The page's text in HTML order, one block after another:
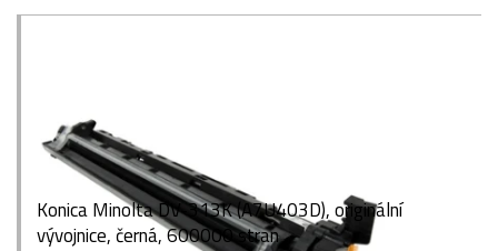
Konica Minolta DV-313K (A7U403D), originální
vývojnice, černá, 600000 stran